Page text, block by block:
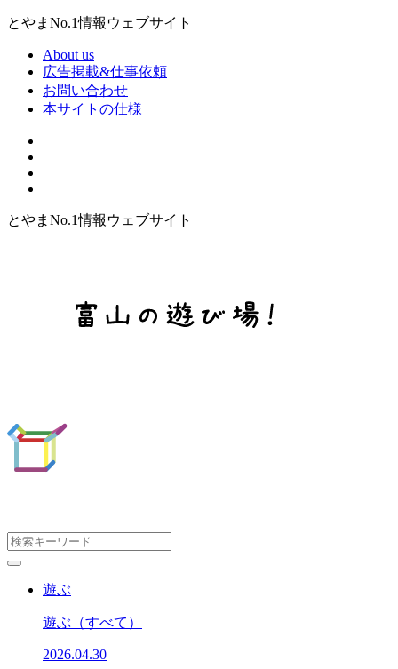
とやまNo.1情報ウェブサイト
About us
広告掲載&仕事依頼
お問い合わせ
本サイトの仕様
とやまNo.1情報ウェブサイト
遊ぶ
遊ぶ （すべて）
2026.04.30